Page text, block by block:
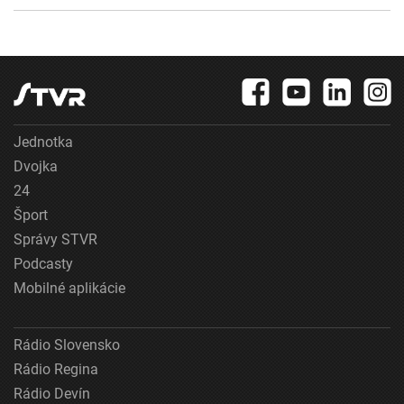
Jednotka
Dvojka
24
Šport
Správy STVR
Podcasty
Mobilné aplikácie
Rádio Slovensko
Rádio Regina
Rádio Devín